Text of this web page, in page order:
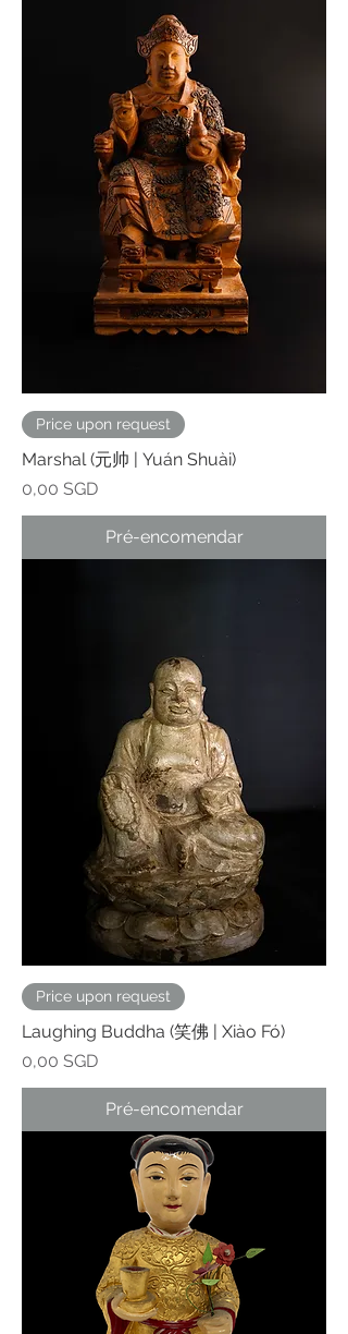
Price upon request
Marshal (元帅 | Yuán Shuài)
Preço
0,00 SGD
Pré-encomendar
Price upon request
Laughing Buddha (笑佛 | Xiào Fó)
Preço
0,00 SGD
Pré-encomendar